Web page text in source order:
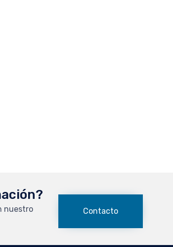
nuestro
Contacto